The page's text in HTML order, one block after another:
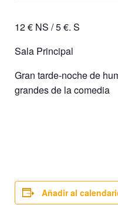
12 € NS / 5 €. S
Sala Principal
Gran tarde-noche de
grandes de la comedia
Añadir al